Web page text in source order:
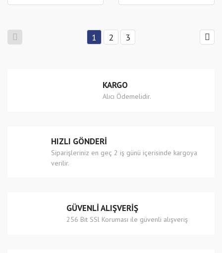
1 2 3
KARGO
Alıcı Ödemelidir.
HIZLI GÖNDERİ
Siparişleriniz en geç 2 iş günü içerisinde kargoya
verilir.
GÜVENLİ ALIŞVERİŞ
256 Bit SSl Koruması ile güvenli alışveriş